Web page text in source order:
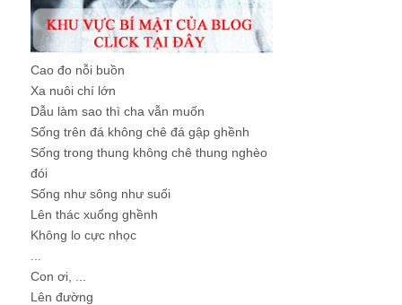
Cao đo nỗi buồn
Xa nuôi chí lớn
Dẫu làm sao thì cha vẫn muốn
Sống trên đá không chê đá gập ghềnh
Sống trong thung không chê thung nghèo
đói
Sống như sông như suối
Lên thác xuống ghềnh
Không lo cực nhọc
Con ơi, ...
Lên đường